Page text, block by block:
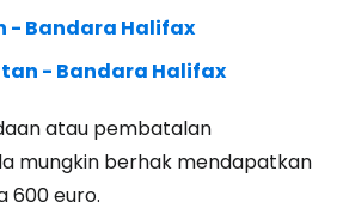
- Bandara Halifax
- Bandara Halifax
atau pembatalan
mungkin berhak mendapatkan
600 euro.